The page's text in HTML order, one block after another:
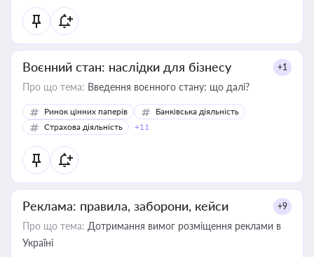
Воєнний стан: наслідки для бізнесу +1
Про що тема: Введення воєнного стану: що далі?
Ринок цінних паперів
Банківська діяльність
Страхова діяльність
+11
Реклама: правила, заборони, кейси +9
Про що тема: Дотримання вимог розміщення реклами в
Україні